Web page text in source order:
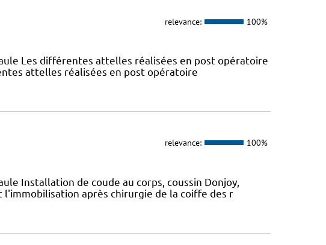
relevance: 100%
Les différentes attelles réalisées en post opératoire
attelles réalisées en post opératoire
relevance: 100%
Installation de coude au corps, coussin Donjoy,
après chirurgie de la coiffe des r